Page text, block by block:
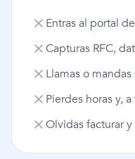
Entras al portal
Capturas RFC,
Llamas o
Pierdes horas y,
Olvidas facturar